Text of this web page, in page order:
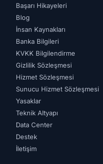
Başarı Hikayeleri
Blog
İnsan Kaynakları
Banka Bilgileri
KVKK Bilgilendirme
Gizlilik Sözleşmesi
Hizmet Sözleşmesi
Sunucu Hizmet Sözleşmesi
Yasaklar
Teknik Altyapı
Data Center
Destek
İletişim